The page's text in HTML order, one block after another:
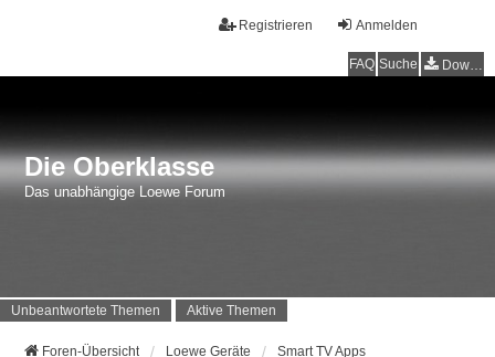
Anmelden
Registrieren
FAQ Suche Downloads
Die Oberklasse
Das unabhängige Loewe Forum
Unbeantwortete Themen Aktive Themen
Foren-Übersicht Loewe Geräte Smart TV Apps